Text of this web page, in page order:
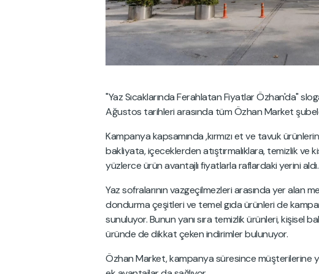
"Yaz Sıcaklarında Ferahlatan Fiyatlar Özhan'da"
Ağustos tarihleri arasında tüm Özhan Market
Kampanya kapsamında ,kırmızı et ve tavuk
bakliyata, içeceklerden atıştırmalıklara, temizlik ve
yüzlerce ürün avantajlı fiyatlarla raflardaki yerini aldı.
Yaz sofralarının vazgeçilmezleri arasında yer alan
dondurma çeşitleri ve temel gıda ürünleri de
sunuluyor. Bunun yanı sıra temizlik ürünleri, kişisel
üründe de dikkat çeken indirimler bulunuyor.
Özhan Market, kampanya süresince müşterilerine